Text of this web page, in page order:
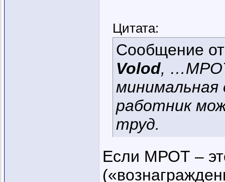
Цитата:
Сообщение
Volod,
работник
труд.
Если МРОТ –